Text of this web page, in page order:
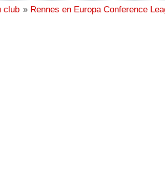
club » Rennes en Europa Conference